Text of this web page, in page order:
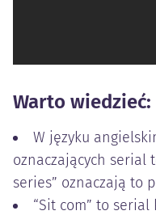
Warto wiedzieć:
W języku
oznaczających serial
series” oznaczają to
“Sit com” to serial